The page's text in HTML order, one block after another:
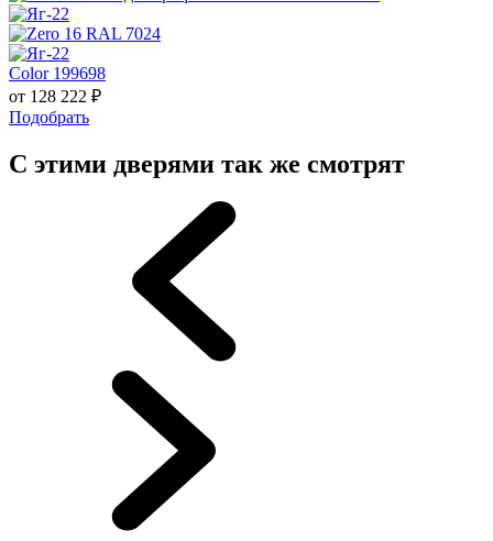
Color 199698
от 128 222 ₽
Подобрать
С этими дверями так же смотрят